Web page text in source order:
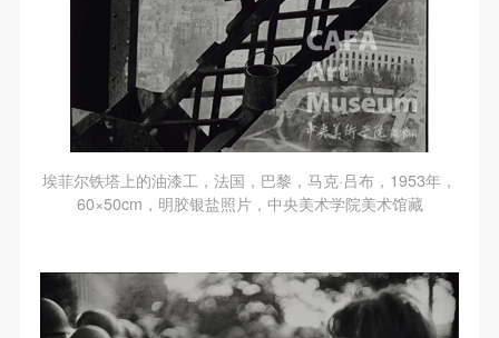
埃菲尔铁塔上的油漆工，法国，巴黎，马克·吕布，1953年，
60×50cm，明胶银盐照片，中央美术学院美术馆藏